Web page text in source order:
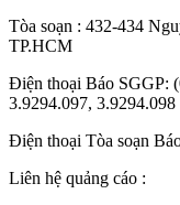
Tòa soạn : 432-434
TP.HCM
Điện thoại Báo SGGP:
3.9294.097, 3.9294.098
Điện thoại Tòa soạn
Liên hệ quảng cáo :